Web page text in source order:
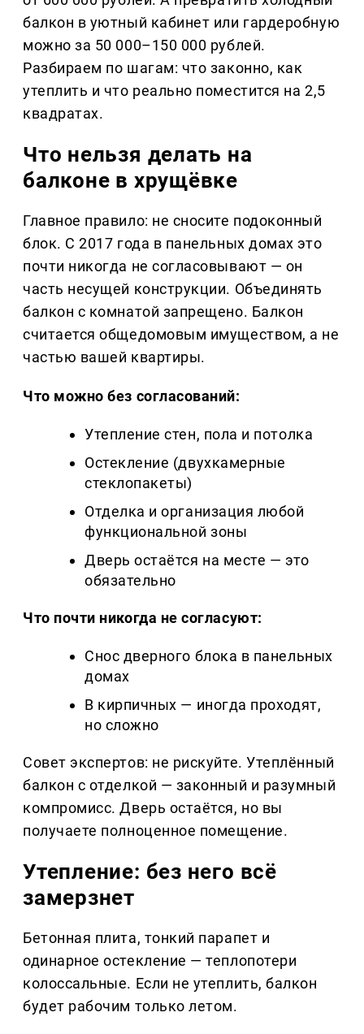
балкон в уютный кабинет или гардеробную
можно за 50 000–150 000 рублей.
Разбираем по шагам: что законно, как
утеплить и что реально поместится на 2,5
квадратах.
Что нельзя делать на
балконе в хрущёвке
Главное правило: не сносите подоконный
блок. С 2017 года в панельных домах это
почти никогда не согласовывают — он
часть несущей конструкции. Объединять
балкон с комнатой запрещено. Балкон
считается общедомовым имуществом, а не
частью вашей квартиры.
Что можно без согласований:
Утепление стен, пола и потолка
Остекление (двухкамерные
стеклопакеты)
Отделка и организация любой
функциональной зоны
Дверь остаётся на месте — это
обязательно
Что почти никогда не согласуют:
Снос дверного блока в панельных
домах
В кирпичных — иногда проходят,
но сложно
Совет экспертов: не рискуйте. Утеплённый
балкон с отделкой — законный и разумный
компромисс. Дверь остаётся, но вы
получаете полноценное помещение.
Утепление: без него всё
замерзнет
Бетонная плита, тонкий парапет и
одинарное остекление — теплопотери
колоссальные. Если не утеплить, балкон
будет рабочим только летом.